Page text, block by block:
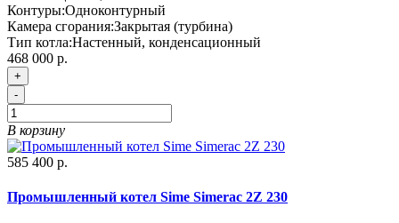
Контуры:Одноконтурный
Камера сгорания:Закрытая (турбина)
Тип котла:Настенный, конденсационный
468 000 р.
+
-
В корзину
585 400 р.
Промышленный котел Sime Simerac 2Z 230